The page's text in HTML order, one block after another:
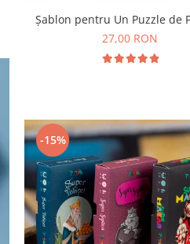
Șablon pentru Un Puzzle de
27,00 RON
-15%